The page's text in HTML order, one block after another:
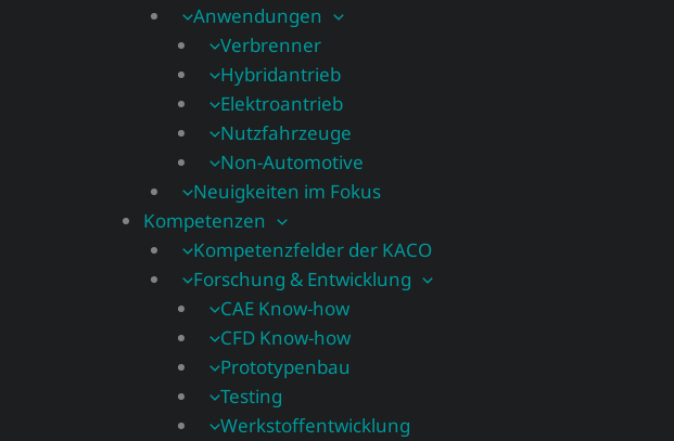
Anwendungen
Verbrenner
Hybridantrieb
Elektroantrieb
Nutzfahrzeuge
Non-Automotive
Neuigkeiten im Fokus
Kompetenzen
Kompetenzfelder der KACO
Forschung & Entwicklung
CAE Know-how
CFD Know-how​
Prototypenbau
Testing
Werkstoffentwicklung